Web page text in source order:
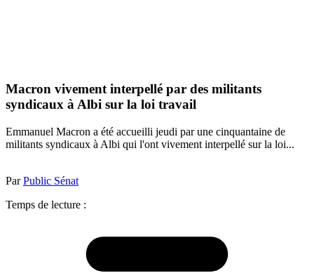
Macron vivement interpellé par des militants
syndicaux à Albi sur la loi travail
Emmanuel Macron a été accueilli jeudi par une cinquantaine de
militants syndicaux à Albi qui l'ont vivement interpellé sur la loi...
ParPublic Sénat
Temps de lecture :